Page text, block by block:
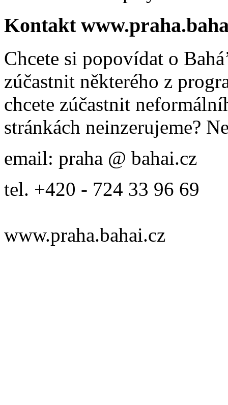
Kontakt
Chcete si popovídat o
zúčastnit některého z
chcete zúčastnit
stránkách neinzerujeme?
email: praha @ bahai.cz
tel. +420 - 724 33 96 69
www.praha.bahai.cz